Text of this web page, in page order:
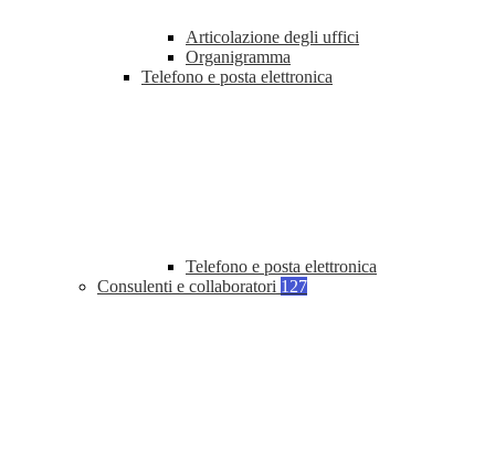
Articolazione degli uffici
Organigramma
Telefono e posta elettronica
Telefono e posta elettronica
Consulenti e collaboratori 127